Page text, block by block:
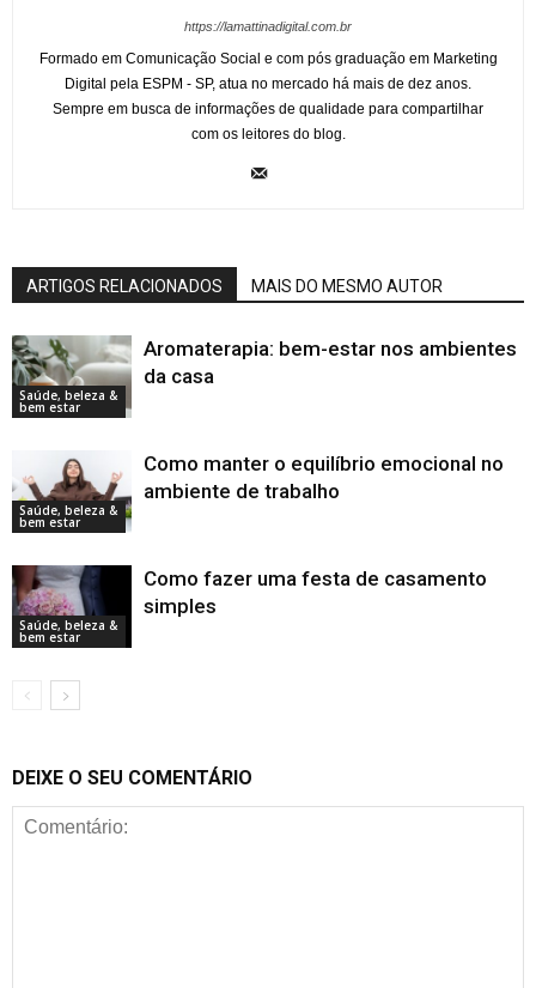
https://lamattinadigital.com.br
Formado em Comunicação Social e com pós graduação em Marketing
Digital pela ESPM - SP, atua no mercado há mais de dez anos.
Sempre em busca de informações de qualidade para compartilhar
com os leitores do blog.
ARTIGOS RELACIONADOS MAIS DO MESMO AUTOR
Saúde, beleza &
bem estar
Aromaterapia: bem-estar nos ambientes
da casa
Saúde, beleza &
bem estar
Como manter o equilíbrio emocional no
ambiente de trabalho
Saúde, beleza &
bem estar
Como fazer uma festa de casamento
simples
DEIXE O SEU COMENTÁRIO